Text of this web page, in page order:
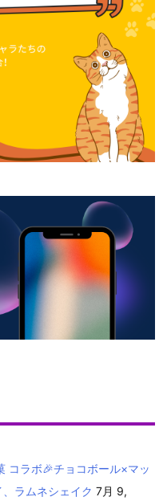
コラボ🎉チョコボール×マッ
ラムネシェイク 7月 9,